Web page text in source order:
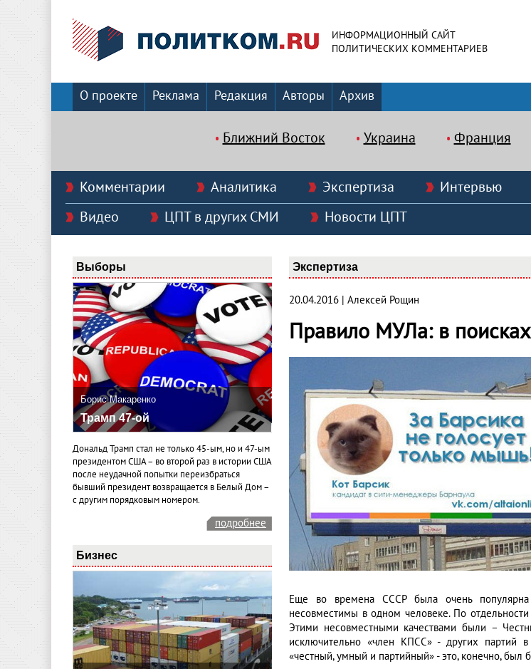
ИНФОРМАЦИОННЫЙ САЙТ
ПОЛИТИЧЕСКИХ КОММЕНТАРИЕВ
О проекте Реклама Редакция Авторы Архив
Ближний Восток Украина Франция
Комментарии Аналитика Экспертиза Интервью
Видео
ЦПТ в других СМИ Новости ЦПТ
Выборы
Борис Макаренко
Трамп 47-ой
Дональд Трамп стал не только 45-ым, но и 47-ым
президентом США – во второй раз в истории США
после неудачной попытки переизбраться
бывший президент возвращается в Белый Дом –
с другим порядковым номером.
подробнее
Бизнес
Экспертиза
20.04.2016 | Алексей Рощин
Правило МУЛа: в
Еще во времена СССР была очень популярна
несовместимы в одном человеке. По
Этими несовместными качествами были –
исключительно «член КПСС» - других партий
«честный, умный и партийный» - это, конечно, был